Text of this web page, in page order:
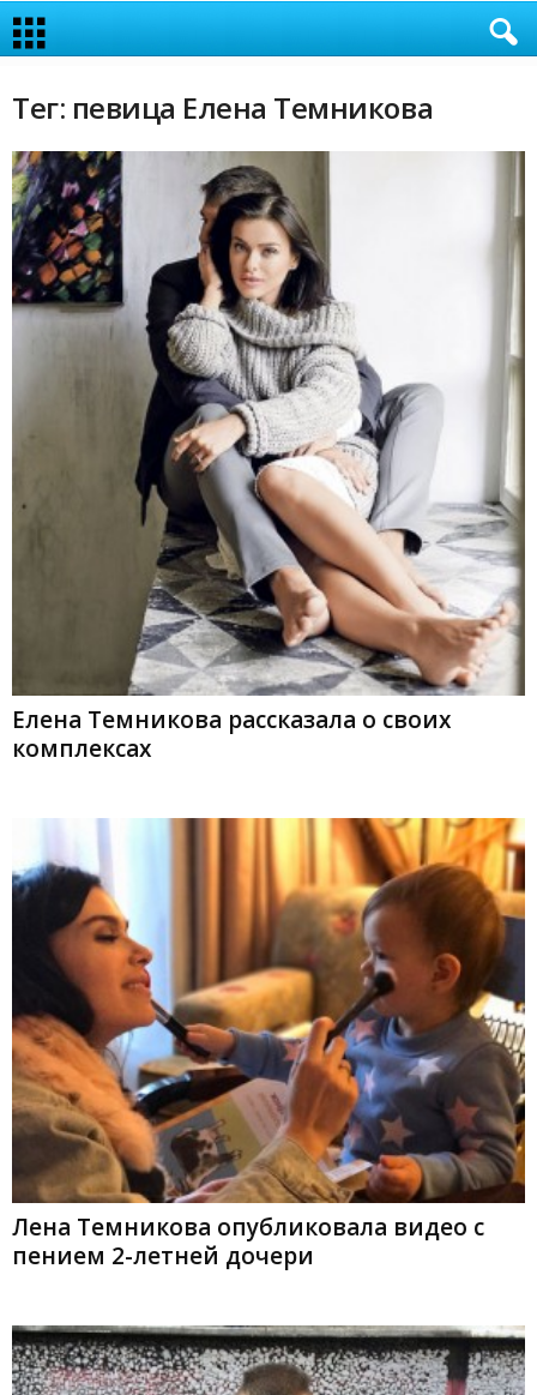
Тег: певица Елена Темникова
Елена Темникова рассказала о своих
комплексах
Лена Темникова опубликовала видео с
пением 2-летней дочери